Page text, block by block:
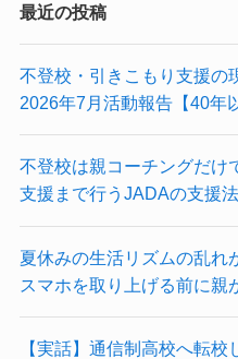
最近の投稿
不登校・引きこもり支援の
2026年7月活動報告【40年
不登校は親コーチングだけ
支援まで行うJADAの支援法
夏休みの生活リズムの乱れ
スマホを取り上げる前に親
【実話】通信制高校へ転